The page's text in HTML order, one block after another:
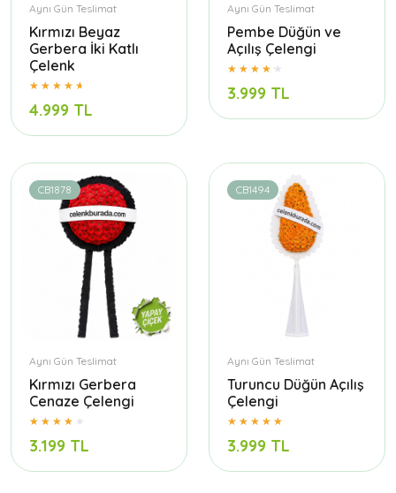
Aynı Gün Teslimat
Kırmızı Beyaz
Gerbera İki Katlı
Çelenk
4.999 TL
Aynı Gün Teslimat
Pembe Düğün ve
Açılış Çelengi
3.999 TL
CB1878
Aynı Gün Teslimat
Kırmızı Gerbera
Cenaze Çelengi
3.199 TL
CB1494
Aynı Gün Teslimat
Turuncu Düğün Açılış
Çelengi
3.999 TL